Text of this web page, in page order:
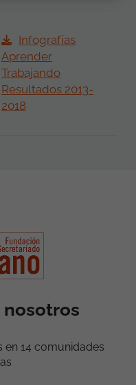
Infografías
Aprender
Trabajando
Resultados 2013-
2018
en 14 comunidades